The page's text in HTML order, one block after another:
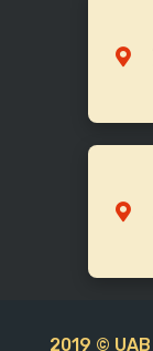
2019 ©